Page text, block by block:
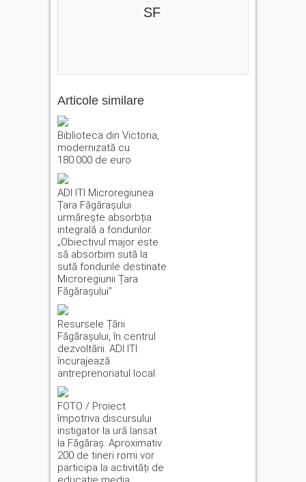
SF
Articole similare
Biblioteca din Victoria,
modernizată cu
180.000 de euro
ADI ITI Microregiunea
Țara Făgărașului
urmărește absorbția
integrală a fondurilor.
„Obiectivul major este
să absorbim sută la
sută fondurile destinate
Microregiunii Țara
Făgărașului”
Resursele Țării
Făgărașului, în centrul
dezvoltării. ADI ITI
încurajează
antreprenoriatul local
FOTO / Proiect
împotriva discursului
instigator la ură lansat
la Făgăraș. Aproximativ
200 de tineri romi vor
participa la activități de